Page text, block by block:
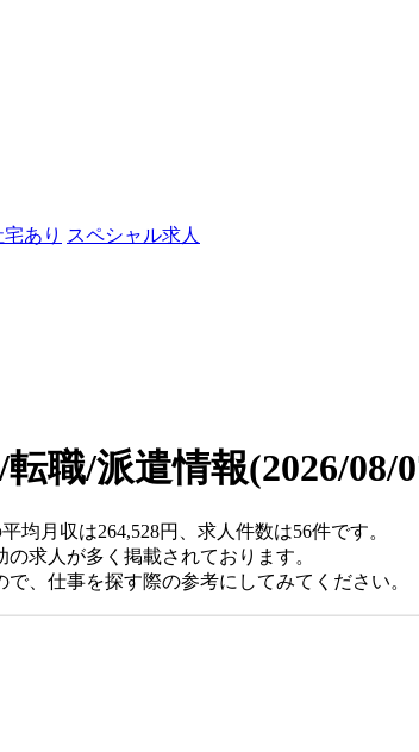
あり スペシャル求人
職/派遣情報(2026/08/
均月収は264,528円、求人件数は56件です。
求人が多く掲載されております。
、仕事を探す際の参考にしてみてください。